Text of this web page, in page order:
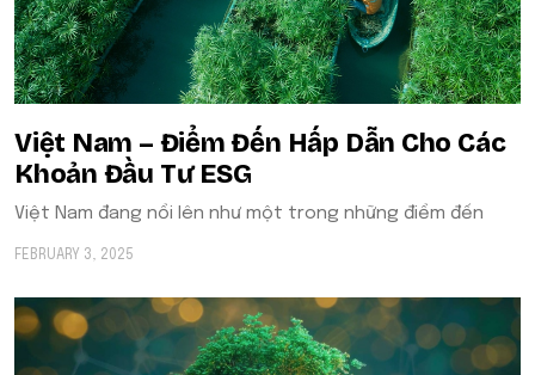
Việt Nam – Điểm Đến Hấp Dẫn Cho Các
Khoản Đầu Tư ESG
Việt Nam đang nổi lên như một trong những điểm đến
FEBRUARY 3, 2025